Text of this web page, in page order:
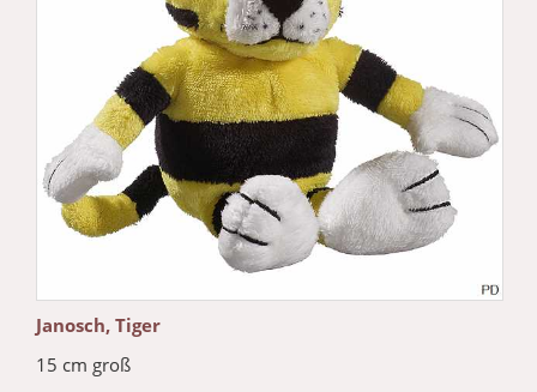
Janosch, Tiger
15 cm groß